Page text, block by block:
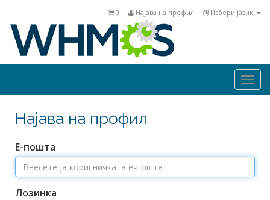
Избери јазик
Најава на профил
0
Најава на профил
Е-пошта
Лозинка